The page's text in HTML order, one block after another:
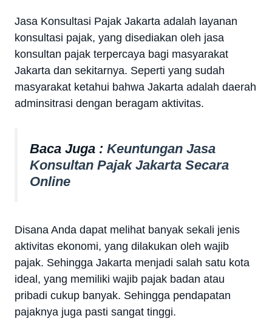
Jasa Konsultasi Pajak Jakarta adalah layanan
konsultasi pajak, yang disediakan oleh jasa
konsultan pajak terpercaya bagi masyarakat
Jakarta dan sekitarnya. Seperti yang sudah
masyarakat ketahui bahwa Jakarta adalah daerah
adminsitrasi dengan beragam aktivitas.
Baca Juga : Keuntungan Jasa
Konsultan Pajak Jakarta Secara
Online
Disana Anda dapat melihat banyak sekali jenis
aktivitas ekonomi, yang dilakukan oleh wajib
pajak. Sehingga Jakarta menjadi salah satu kota
ideal, yang memiliki wajib pajak badan atau
pribadi cukup banyak. Sehingga pendapatan
pajaknya juga pasti sangat tinggi.